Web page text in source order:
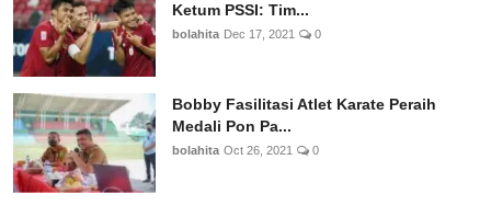
Ketum PSSI: Tim...
bolahita Dec 17, 2021 0
Bobby Fasilitasi Atlet Karate Peraih
Medali Pon Pa...
bolahita Oct 26, 2021 0